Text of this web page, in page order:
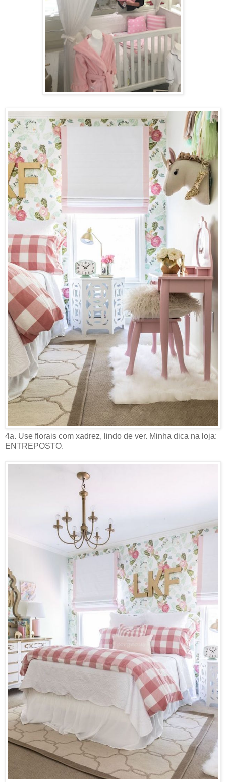
4a. Use florais com xadrez, lindo de ver. Minha dica na loja:
ENTREPOSTO.